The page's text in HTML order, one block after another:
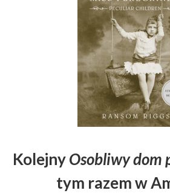
KolejnyOsobliwy dom
tym razem w